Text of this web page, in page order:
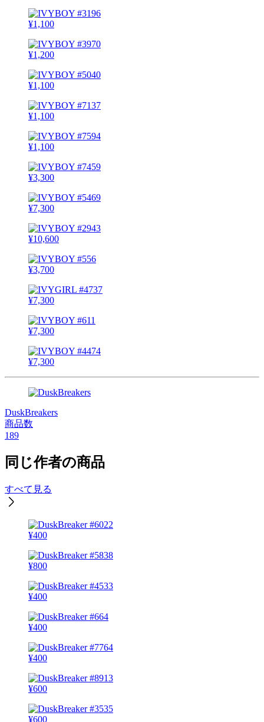
¥1,100
¥1,200
¥1,100
¥1,100
¥1,100
¥3,300
¥7,300
¥10,600
¥3,700
¥7,300
¥7,300
¥7,300
DuskBreakers
商品数
189
同じ作者の商品
すべて見る
¥400
¥800
¥400
¥400
¥400
¥600
¥600